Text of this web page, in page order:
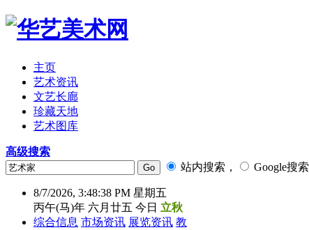
主页
艺术资讯
文艺长廊
珍藏天地
艺术图库
高级搜索
站内搜索，
Google搜索
8/7/2026, 3:48:39 PM 星期五
丙午(马)年 六月廿五 今日 立秋
综合信息 市场资讯 展览资讯 教